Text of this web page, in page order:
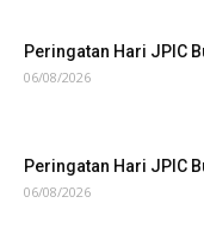
Peringatan Hari JPIC
06/08/2026
Peringatan Hari JPIC
06/08/2026